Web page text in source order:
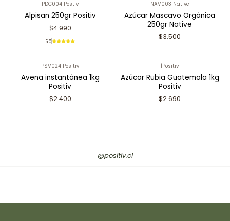
PDC004 Postiv
Alpisan 250gr Positiv
$4.990
5.0
NAV003 Native
Azúcar Mascavo Orgánica
250gr Native
$3.500
PSV024 Positiv
Avena instantánea 1kg
Positiv
$2.400
Positiv
Azúcar Rubia Guatemala 1kg
Positiv
$2.690
@positiv.cl